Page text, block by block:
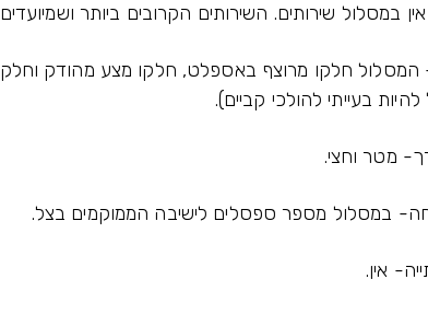
במסלול שירותים. השירותים הקרובים ביותר
המסלול חלקו מרוצף באספלט, חלקו מצע מהודק וחלקו
בעייתי להולכי קביים).
מטר וחצי.
במסלול מספר ספסלים לישיבה הממוקמים בצל.
אין.